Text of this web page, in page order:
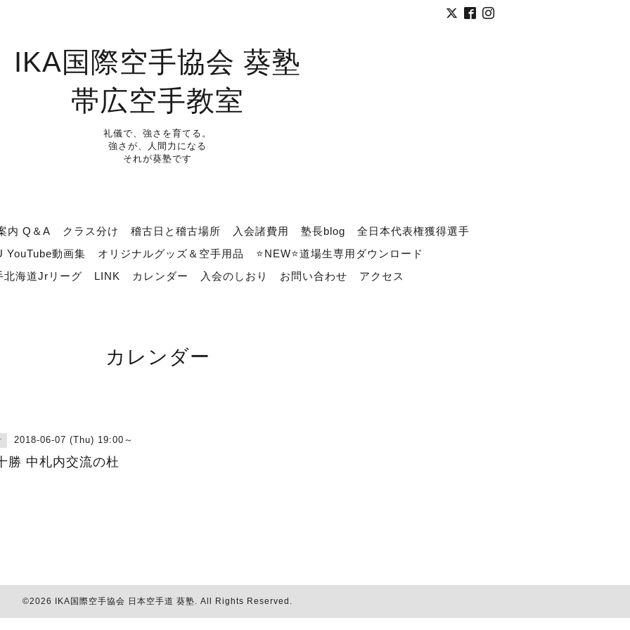
IKA国際空手協会 葵塾
帯広空手教室
礼儀で、強さを育てる。
強さが、人間力になる
それが葵塾です
内 Q＆A クラス分け 稽古日と稽古場所 入会諸費用 塾長blog
全日本代表権獲得選手
YouTube動画集
オリジナルグッズ＆空手用品
⭐NEW⭐道場生専用ダウンロード
北海道Jrリーグ
LINK カレンダー 入会のしおり お問い合わせ アクセス
カレンダー
2018-06-07 (Thu) 19:00～
勝 中札内交流の杜
©2026 IKA国際空手協会 日本空手道 葵塾. All Rights Reserved.